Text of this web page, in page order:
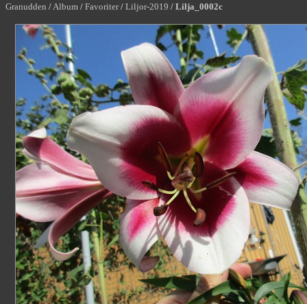
Granudden /Album / Favoriter / Liljor-2019 / Lilja_0002c